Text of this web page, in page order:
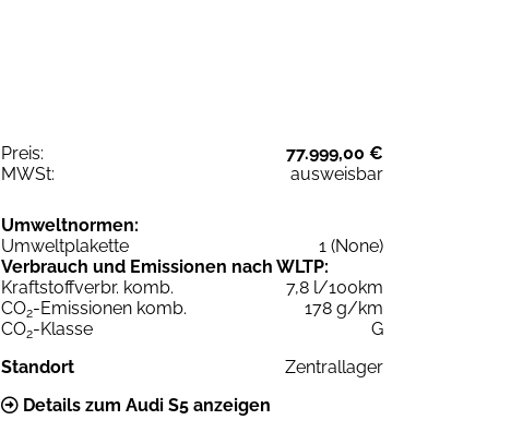
Preis:
77.999,00 €
MWSt:
ausweisbar
Umweltnormen:
Umweltplakette
1 (None)
Verbrauch und Emissionen nach WLTP:
Kraftstoffverbr. komb.
7,8 l/100km
CO2-Emissionen komb.
178 g/km
CO2-Klasse
G
Standort
Zentrallager
Details zum Audi S5 anzeigen